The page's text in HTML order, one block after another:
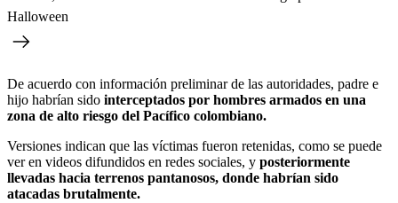
Halloween
De acuerdo con información preliminar de las autoridades, padre e
hijo habrían sido interceptados por hombres armados en una
zona de alto riesgo del Pacífico colombiano.
Versiones indican que las víctimas fueron retenidas, como se puede
ver en videos difundidos en redes sociales, y posteriormente
llevadas hacia terrenos pantanosos, donde habrían sido
atacadas brutalmente.